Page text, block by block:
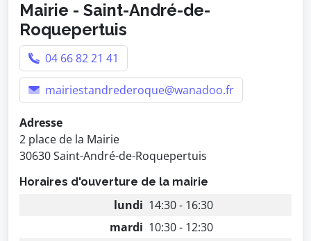
Mairie - Saint-André-de-
Roquepertuis
04 66 82 21 41
mairiestandrederoque@wanadoo.fr
Adresse
2 place de la Mairie
30630 Saint-André-de-Roquepertuis
Horaires d'ouverture de la mairie
lundi 14:30 - 16:30
mardi 10:30 - 12:30